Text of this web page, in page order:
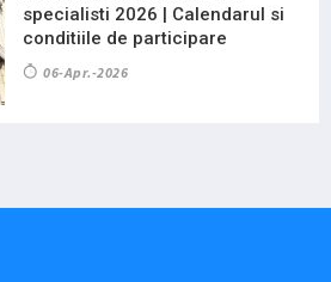
specialisti 2026 | Calendarul si
conditiile de participare
06-Apr.-2026